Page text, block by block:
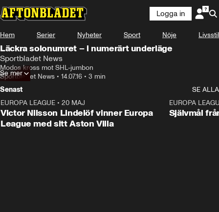
Logga in
Hem Serier Nyheter Sport Nöje Livsstil
Läckra solonumret – i numerärt underläge
Sportbladet News
Modos kross mot SHL-jumbon
Sportbladet News • 14.07.16 • 3 min
Se mer
Senast
SE ALLA
EUROPA LEAGUE • 20 MAJ
Victor Nilsson Lindelöf vinner Europa
League med sitt Aston Villa
EUROPA
Självmål